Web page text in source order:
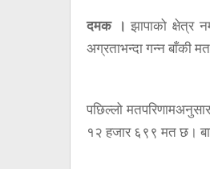
दमक । झापाको क्षेत्र
अग्रताभन्दा गन्न बाँकी
पछिल्लो
१२ हजार ६९९ मत छ।